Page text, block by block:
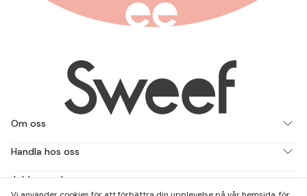
Om oss
Handla hos oss
Jobba med oss